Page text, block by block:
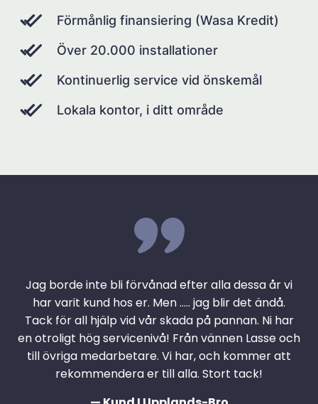
Förmånlig finansiering (Wasa Kredit)
Över 20.000 installationer
Kontinuerlig service vid önskemål
Lokala kontor, i ditt område
Jag borde inte bli förvånad efter alla dessa år vi
har varit kund hos er. Men ….. jag blir det ändå.
Tack för all hjälp vid vår skada på pannan. Ni har
en otroligt hög servicenivå! Från vännen Lasse och
till övriga medarbetare. Vi har, och kommer att
rekommendera er till alla. Stort tack!